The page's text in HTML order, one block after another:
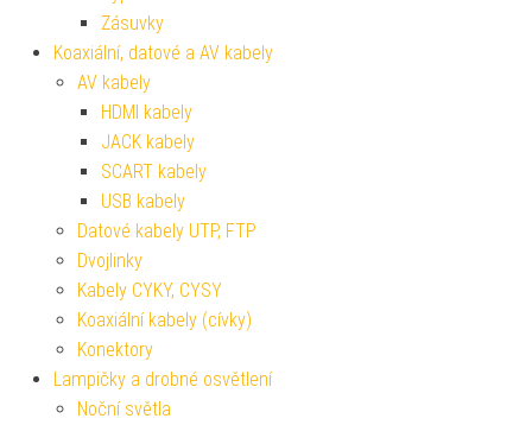
Zásuvky
Koaxiální, datové a AV kabely
AV kabely
HDMI kabely
JACK kabely
SCART kabely
USB kabely
Datové kabely UTP, FTP
Dvojlinky
Kabely CYKY, CYSY
Koaxiální kabely (cívky)
Konektory
Lampičky a drobné osvětlení
Noční světla